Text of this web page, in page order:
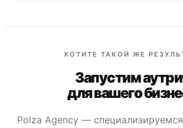
ХОТИТЕ ТАКОЙ ЖЕ
Запустим
для вашего
Polza Agency —